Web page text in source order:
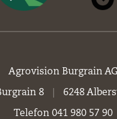
Agrovision Burgrain
8 6248
Telefon 041 980 57 90